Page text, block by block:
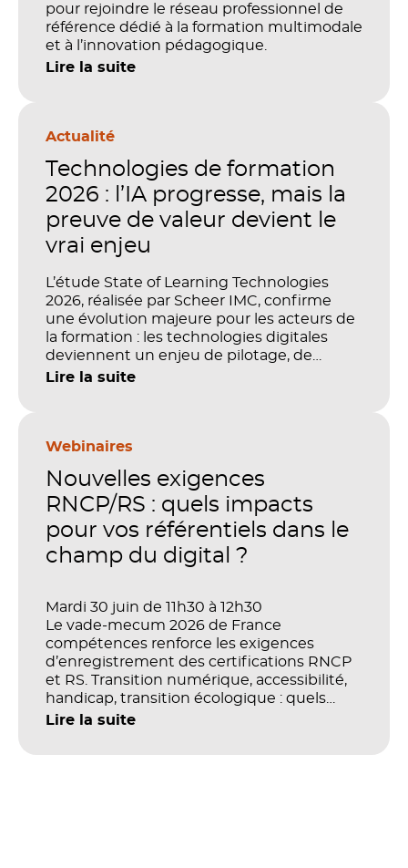
pour rejoindre le réseau professionnel de
référence dédié à la formation multimodale
et à l’innovation pédagogique.
Lire la suite
Actualité
Technologies de formation
2026 : l’IA progresse, mais la
preuve de valeur devient le
vrai enjeu
L’étude State of Learning Technologies
2026, réalisée par Scheer IMC, confirme
une évolution majeure pour les acteurs de
la formation : les technologies digitales
deviennent un enjeu de pilotage, de
performance et de preuve de valeur. IA,
stratégique. Mais comment démontrer
investissements sur les compétences, la
productivité et la performance des
Lire la suite
Webinaires
Nouvelles exigences
RNCP/RS : quels impacts
pour vos référentiels dans le
champ du digital ?
Mardi 30 juin de 11h30 à 12h30
Le vade-mecum 2026 de France
compétences renforce les exigences
d’enregistrement des certifications RNCP
et RS. Transition numérique, accessibilité,
handicap, transition écologique : quels
impacts concrets pour les référentiels dans
Lire la suite